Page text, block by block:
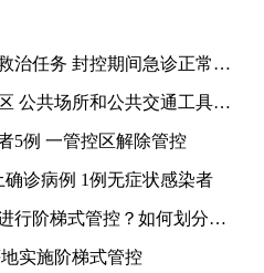
任务 封控期间急诊正常开放
所和公共交通工具全部暂停营业
5例 一管控区解除管控
诊病例 1例无症状感染者
控？如何划分封控、管控、防范区？
实施阶梯式管控